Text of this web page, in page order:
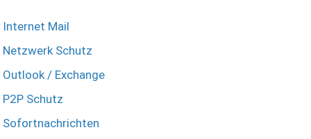
Internet Mail
Netzwerk Schutz
Outlook / Exchange
P2P Schutz
Sofortnachrichten